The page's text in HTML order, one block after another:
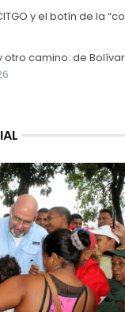
y el botín de la
otro camino: de